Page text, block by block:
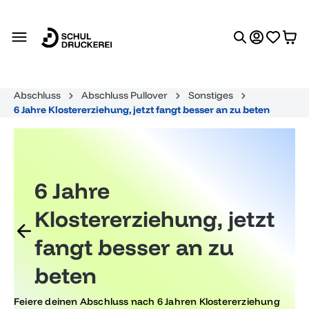
Abschluss Abschluss Pullover
Sonstiges
6 Jahre Klostererziehung, jetzt fangt besser an zu beten
6 Jahre
Klostererziehung, jetzt
fangt besser an zu
beten
Feiere deinen Abschluss nach 6 Jahren Klostererziehung